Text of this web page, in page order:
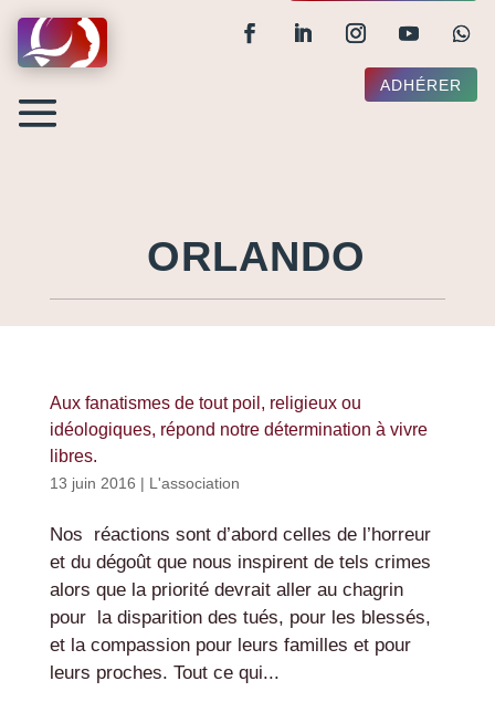
ADHÉRER
ORLANDO
Aux fanatismes de tout poil, religieux ou
idéologiques, répond notre détermination à vivre
libres.
13 juin 2016 | L'association
Nos réactions sont d’abord celles de l’horreur
et du dégoût que nous inspirent de tels crimes
alors que la priorité devrait aller au chagrin
pour la disparition des tués, pour les blessés,
et la compassion pour leurs familles et pour
leurs proches. Tout ce qui...